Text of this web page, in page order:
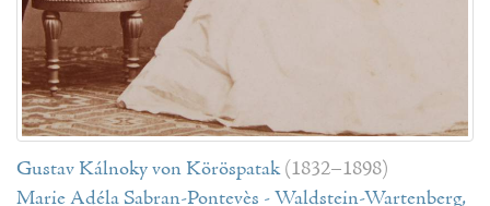
Gustav Kálnoky von Köröspatak (1832–1898)
Marie Adéla Sabran-Pontevès - Waldstein-Wartenberg,